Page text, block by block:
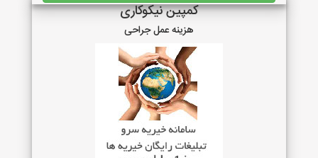
کمپین نیکوکاری
هزینه عمل جراحی